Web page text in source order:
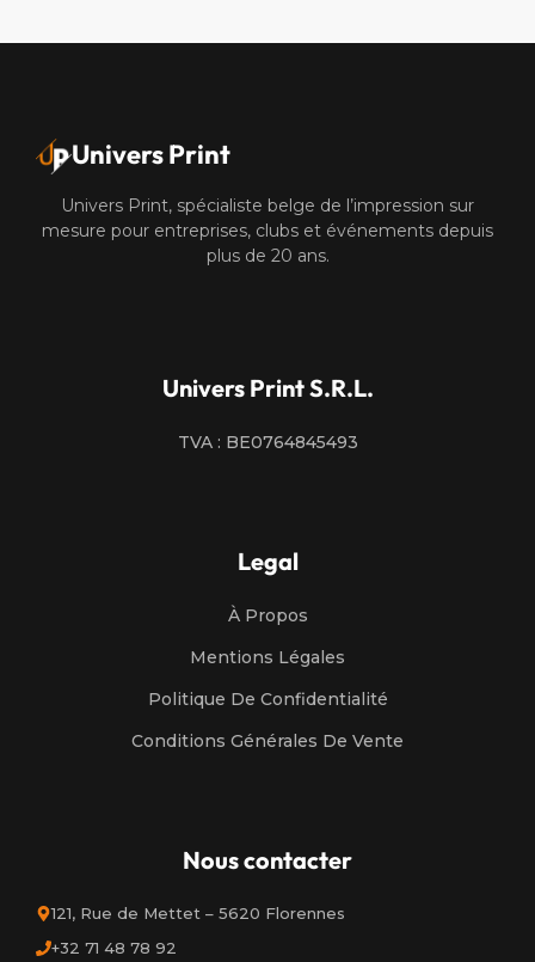
Univers Print
Univers Print, spécialiste belge de l’impression sur
mesure pour entreprises, clubs et événements depuis
plus de 20 ans.
Univers Print S.R.L.
TVA : BE0764845493
Legal
À Propos
Mentions Légales
Politique De Confidentialité
Conditions Générales De Vente
Nous contacter
121, Rue de Mettet – 5620 Florennes
+32 71 48 78 92